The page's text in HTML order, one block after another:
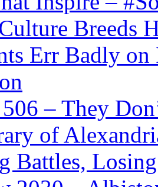
Breeds
Err Badly
– They
of
Battles, Losing